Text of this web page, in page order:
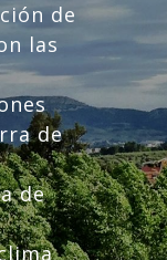
de
las
de
de